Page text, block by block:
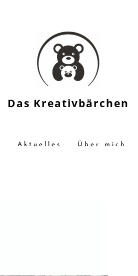
Das Kreativbärchen
Aktuelles Über mich